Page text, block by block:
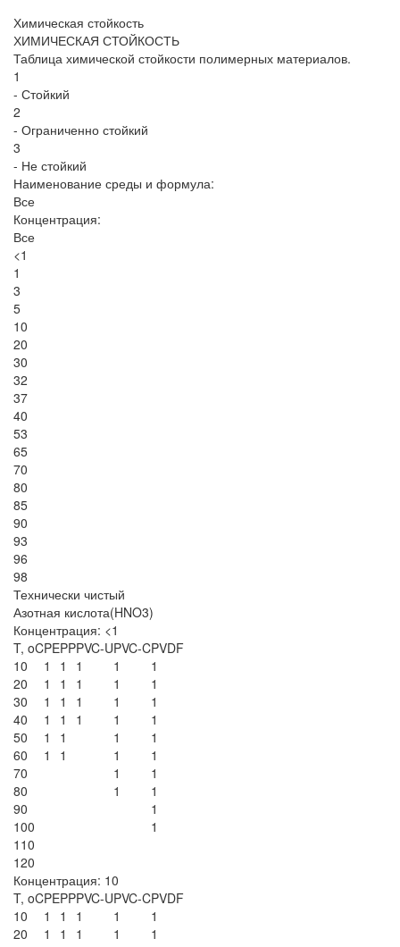
Химическая стойкость
ХИМИЧЕСКАЯ СТОЙКОСТЬ
Таблица химической стойкости полимерных материалов.
1
- Стойкий
2
- Ограниченно стойкий
3
- Не стойкий
Наименование среды и формула:
Все
Концентрация:
Все
<1
1
3
5
10
20
30
32
37
40
53
65
70
80
85
90
93
96
98
Технически чистый
Азотная кислота(HNO3)
Концентрация: <1
T, oCPEPPPVC-UPVC-CPVDF
10
1 1 1 1
1
20
1 1 1 1
1
30
1 1 1 1
1
40
1 1 1 1
1
50
1 1 1
1
60
1 1 1
1
70
1
1
80
1
1
90
1
100
1
110
120
Концентрация: 10
T, oCPEPPPVC-UPVC-CPVDF
10
1 1 1 1
1
20
1 1 1 1
1